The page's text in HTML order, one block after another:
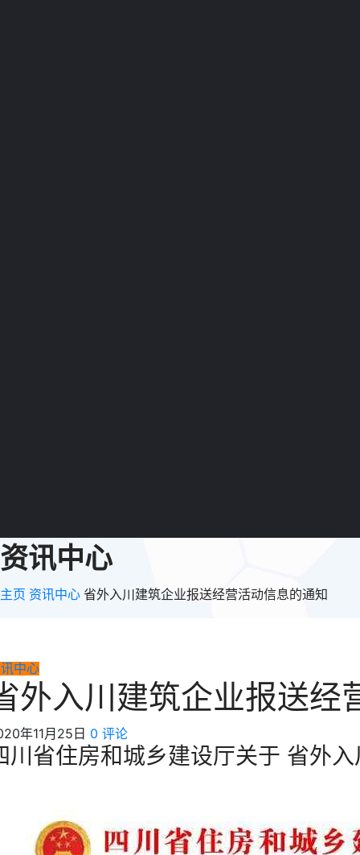
资讯中心
主页 资讯中心 省外入川建筑企业报送经营活动信息的通知
中心
外入川建筑企业报送经
年11月25日 0 评论
川省住房和城乡建设厅关于 省外